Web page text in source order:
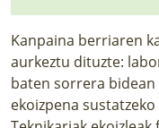
Kanpaina berriaren
aurkeztu dituzte:
baten sorrera
ekoizpena